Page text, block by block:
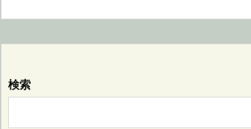
検索